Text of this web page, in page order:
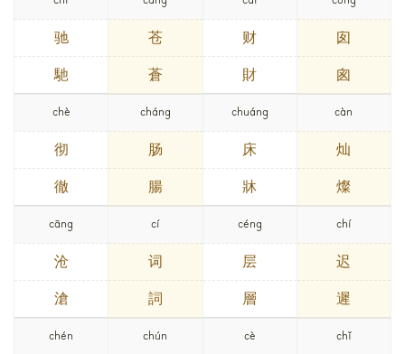
驰
馳
苍
蒼
财
財
囱
囪
chè
彻
徹
cháng
肠
腸
chuáng
床
牀
càn
灿
燦
cāng
沧
滄
cí
词
詞
céng
层
層
chí
迟
遲
chén chún cè chǐ